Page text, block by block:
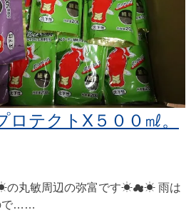
ロテクトX５００㎖。
の丸敏周辺の弥富です☀☁☀ 雨は
で……